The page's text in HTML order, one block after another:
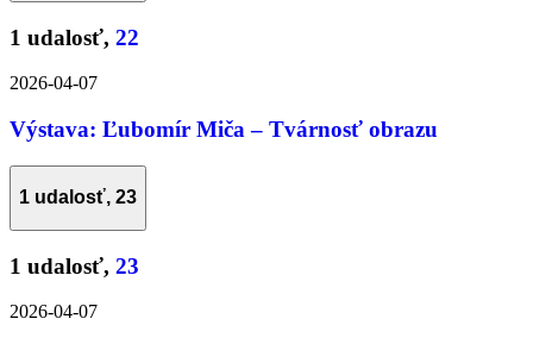
1 udalosť, 22
2026-04-07
Výstava: Ľubomír Miča – Tvárnosť obrazu
1 udalosť, 23
1 udalosť, 23
2026-04-07